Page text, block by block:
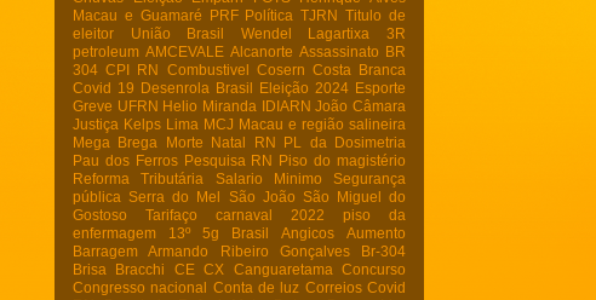
Macau e Guamaré
PRF Política TJRN Titulo de
eleitor
União Brasil Wendel Lagartixa
3R
petroleum AMCEVALE Alcanorte Assassinato BR
304 CPI RN Combustivel Cosern Costa Branca
Covid 19 Desenrola Brasil Eleição 2024 Esporte
Greve UFRN Helio Miranda IDIARN João Câmara
Justiça Kelps Lima MCJ Macau e região salineira
Mega Brega
Morte Natal RN
PL da Dosimetria
Pau dos Ferros Pesquisa RN Piso do magistério
Reforma Tributária
Salario Minimo
Segurança
pública
Serra do Mel São João
São Miguel do
Gostoso
Tarifaço carnaval 2022
piso da
enfermagem
13º 5g Brasil Angicos
Aumento
Barragem Armando Ribeiro Gonçalves
Br-304
Brisa Bracchi
CE CX Canguaretama
Concurso
Congresso nacional Conta de luz Correios Covid